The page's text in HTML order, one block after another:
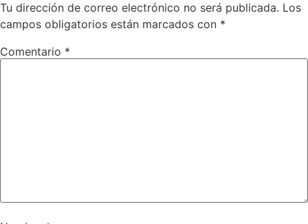
Tu dirección de correo electrónico no será publicada. Los
campos obligatorios están marcados con *
Comentario *